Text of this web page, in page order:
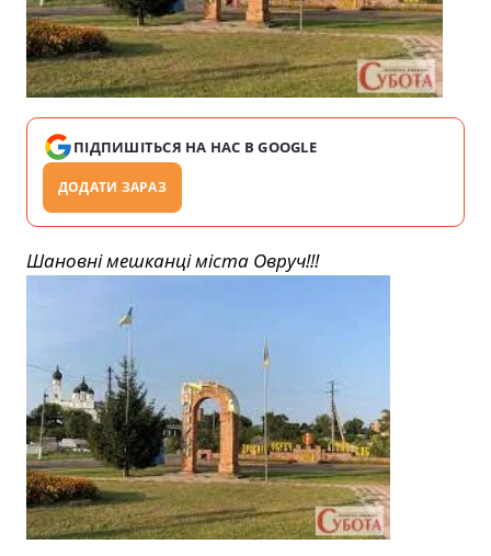
ПІДПИШІТЬСЯ НА НАС В GOOGLE
ДОДАТИ ЗАРАЗ
Шановні мешканці міста Овруч!!!